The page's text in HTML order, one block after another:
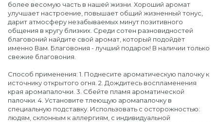
более весомую часть в нашей жизни. Хороший аромат
улучшает настроение, повышает общий жизненный тонус,
дарит атмосферу незабываемых минут позитивного
общения в кругу близких. Среди сотен разновидностей
благовоний найдите свой аромат, который подойдёт
именно Вам. Благовония - лучший подарок! В наличии только
свежие благовония.
Способ применения: 1. Поднесите ароматическую палочку к
источнику открытого огня. 2. Дождитесь воспламенения
края аромапалочки. 3. Сбейте пламя ароматической
палочки. 4. Установите тлеющую аромапалочку в
специальную подставку. Использовать с осторожностью:
людям, склонным к аллергиям, с индивидуальной